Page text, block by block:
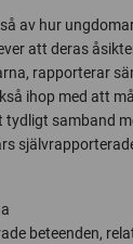
av hur
att deras
rapporterar
ihop med att
tydligt samband
beteenden,